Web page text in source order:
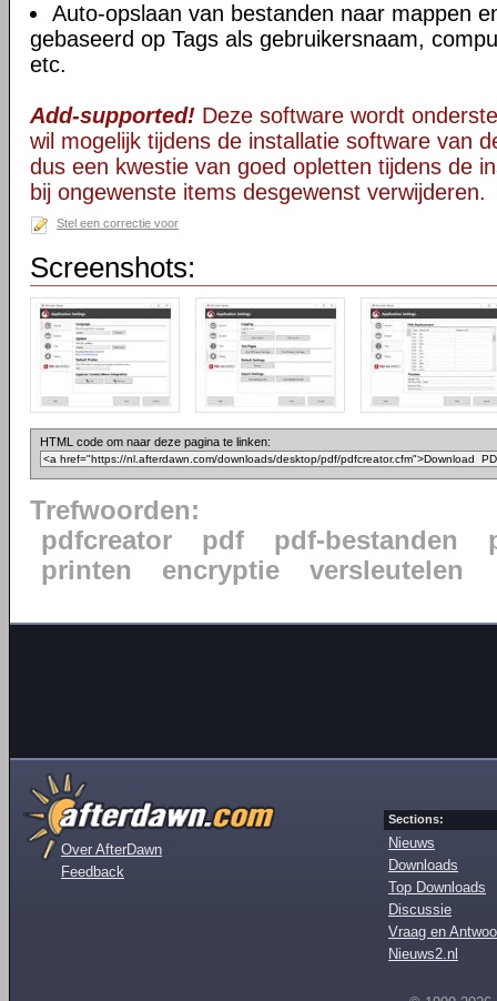
Auto-opslaan van bestanden naar mappen
gebaseerd op Tags als gebruikersnaam,
etc.
Add-supported! Deze software wordt
wil mogelijk tijdens de installatie software van
dus een kwestie van goed opletten tijdens de
bij ongewenste items desgewenst verwijderen.
Stel een correctie voor
Screenshots:
HTML code om naar deze pagina te linken:
Trefwoorden:
pdfcreator
pdf pdf-bestanden
printen
encryptie versleutelen
Over AfterDawn
Feedback
Sections:
Nieuws
Downloads
Top Downloads
Discussie
Vraag en
Nieuws2.nl